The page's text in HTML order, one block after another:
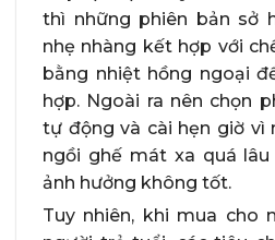
thì những phiên bản sở
nhẹ nhàng kết hợp với
bằng nhiệt hồng ngoại
hợp. Ngoài ra nên chọn
tự động và cài hẹn giờ vì
ngồi ghế mát xa quá
ảnh hưởng không tốt.
Tuy nhiên, khi mua cho